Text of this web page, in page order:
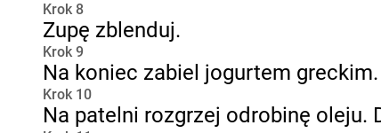
Krok 8
Zupę zblenduj.
Krok 9
Na koniec zabiel jogurtem greckim.
Krok 10
Na patelni rozgrzej odrobinę oleju.